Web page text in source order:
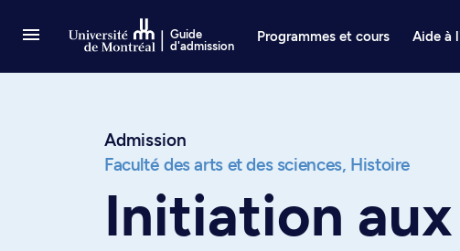
Guide
d'admission
Programmes et cours Aide à
Admission
Faculté des arts et des sciences, Histoire
Initiation